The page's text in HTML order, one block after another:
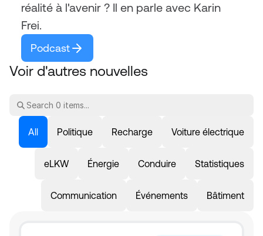
réalité à l'avenir ? Il en parle avec Karin
Frei.
Podcast
Voir d'autres nouvelles
All Politique Recharge Voiture électrique
eLKW Énergie Conduire Statistiques
Communication Événements Bâtiment